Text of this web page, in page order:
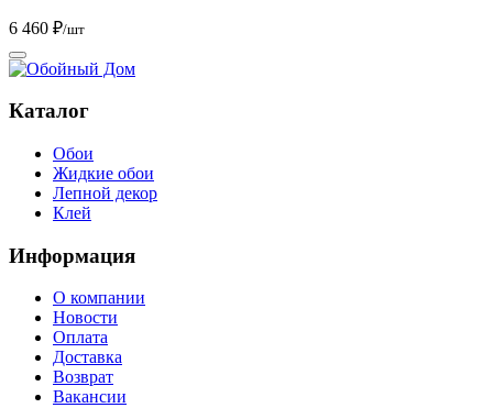
6 460 ₽/шт
Каталог
Обои
Жидкие обои
Лепной декор
Клей
Информация
О компании
Новости
Оплата
Доставка
Возврат
Вакансии